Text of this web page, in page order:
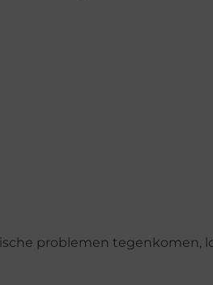
problemen tegenkomen,